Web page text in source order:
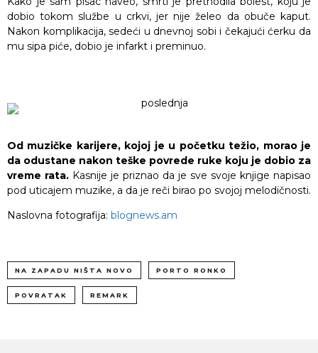
dobio tokom službe u crkvi, jer nije želeo da obuče kaput.
Nakon komplikacija, sedeći u dnevnoj sobi i čekajući ćerku da
mu sipa piće, dobio je infarkt i preminuo.
Od muzičke karijere, kojoj je u početku težio, morao je
da odustane nakon teške povrede ruke koju je dobio za
vreme rata. Kasnije je priznao da je sve svoje knjige napisao
pod uticajem muzike, a da je reči birao po svojoj melodičnosti.
Naslovna fotografija: blognews.am
NA ZAPADU NIŠTA NOVO PORTO RONKO
POVRATAK REMARK